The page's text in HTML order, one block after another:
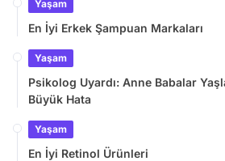
Yaşam
En İyi Erkek Şampuan Markaları
Yaşam
Psikolog Uyardı: Anne Babalar
Büyük Hata
Yaşam
En İyi Retinol Ürünleri